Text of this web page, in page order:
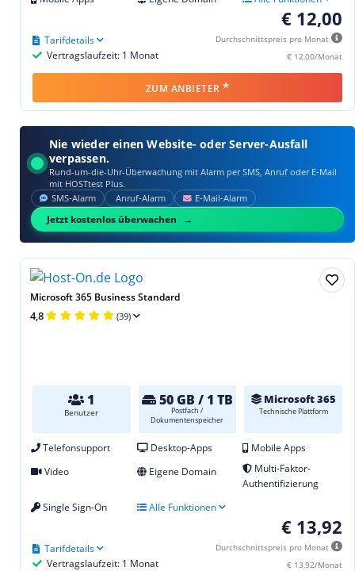
€ 12,00
Durchschnittspreis pro Monat
€ 12,00/Monat
Vertragslaufzeit: 1 Monat
Tarifdetails
ZUM ANBIETER *
Nie wieder einen Website- oder Server-Ausfall
verpassen.
Rund-um-die-Uhr-Überwachung mit Alarm per SMS, Anruf oder E‑Mail
mit HOSTtest Plus.
SMS‑Alarm Anruf‑Alarm E‑Mail‑Alarm
Jetzt kostenlos überwachen
Microsoft 365 Business Standard
4,8 (39)
1
Benutzer
50 GB / 1 TB
Postfach /
Dokumentenspeicher
Microsoft 365
Technische Plattform
Telefonsupport Desktop-Apps
Mobile Apps
Video
Eigene Domain
Multi-Faktor-
Authentifizierung
Single Sign-On
Alle Funktionen
€ 13,92
Durchschnittspreis pro Monat
€ 13,92/Monat
Vertragslaufzeit: 1 Monat
Tarifdetails